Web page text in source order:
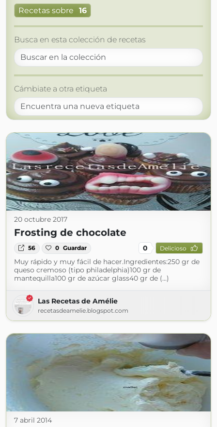
Recetas sobre 16
Busca en esta colección de recetas
Cámbiate a otra etiqueta
20 octubre 2017
Frosting de chocolate
56 0 Guardar 0 Delicioso
Muy rápido y muy fácil de hacer.Ingredientes:250 gr de
queso cremoso (tipo philadelphia)100 gr de
mantequilla100 gr de azúcar glass40 gr de (...)
Las Recetas de Amélie
recetasdeamelie.blogspot.com
7 abril 2014